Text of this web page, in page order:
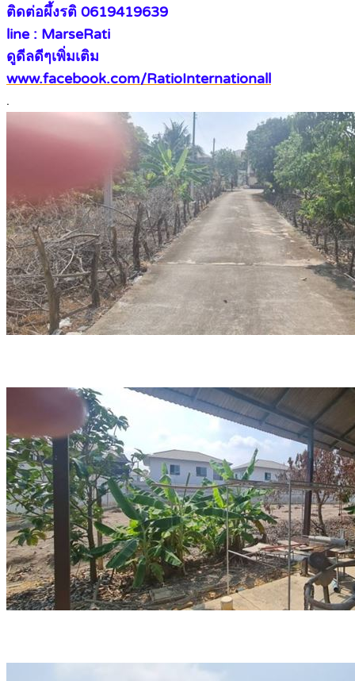
ติดต่อผึ้งรติ 0619419639
line : MarseRati
ดูดีลดีๆเพิ่มเติม
www.facebook.com/RatioInternationall
.